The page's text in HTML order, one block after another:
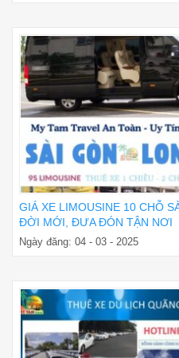
GIÁ XE LIMOUSINE 10 CHỖ
ĐỜI MỚI, ĐƯA ĐÓN TẬN NƠI
Ngày đăng: 04 - 03 - 2025